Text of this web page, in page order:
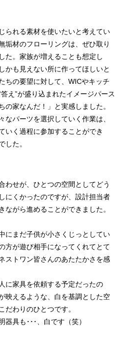
られる素材を使いたいと考えてい
垢材のフローリングは、ぜひ取り
た。家族が増えることも想定し
かも見えない所に作ってほしいと
ちの要望に対して、WICやキッチ
え”が盛り込まれたイメージパース
の家なんだ！」と実感しました。
なパーツを選択していく作業は、
いく過程に参加することができ
した。
わせが、ひとつの空間としてどう
にくかったのですが、設計担当者
ながら進めることができました。
にまだ子供が小さくじっとしてい
方が遊び相手になってくれてとて
ストワン皆さんのあたたかさを感
に家具を依頼する予定だったの
映えるような、白を基調とした空
だわりのひとつです。
器具も･･･、白です（笑）